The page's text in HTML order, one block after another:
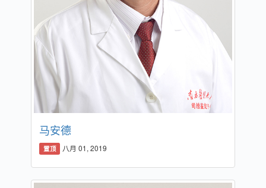
马安德
置顶 八月 01, 2019